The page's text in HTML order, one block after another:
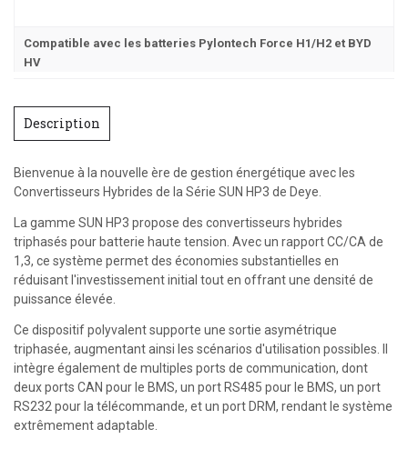
Compatible avec les batteries Pylontech Force H1/H2 et BYD
HV
Description
Bienvenue à la nouvelle ère de gestion énergétique avec les
Convertisseurs Hybrides de la Série SUN HP3 de Deye.
La gamme SUN HP3 propose des convertisseurs hybrides
triphasés pour batterie haute tension. Avec un rapport CC/CA de
1,3, ce système permet des économies substantielles en
réduisant l'investissement initial tout en offrant une densité de
puissance élevée.
Ce dispositif polyvalent supporte une sortie asymétrique
triphasée, augmentant ainsi les scénarios d'utilisation possibles. Il
intègre également de multiples ports de communication, dont
deux ports CAN pour le BMS, un port RS485 pour le BMS, un port
RS232 pour la télécommande, et un port DRM, rendant le système
extrêmement adaptable.